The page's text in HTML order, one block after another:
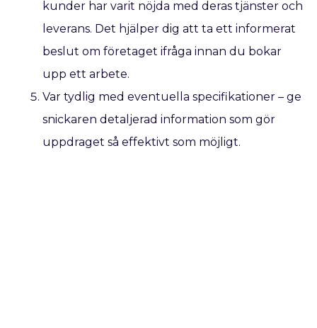
kunder har varit nöjda med deras tjänster och
leverans. Det hjälper dig att ta ett informerat
beslut om företaget ifråga innan du bokar
upp ett arbete.
Var tydlig med eventuella specifikationer – ge
snickaren detaljerad information som gör
uppdraget så effektivt som möjligt.